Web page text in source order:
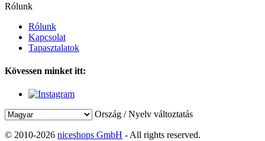
Rólunk
Rólunk
Kapcsolat
Tapasztalatok
Kövessen minket itt:
Ország / Nyelv változtatás
© 2010-2026 niceshops GmbH - All rights reserved.